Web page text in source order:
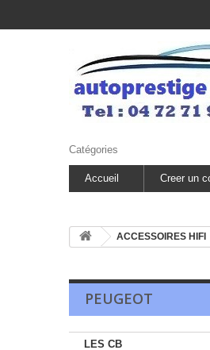
Catégories
Accueil Creer un
ACCESSOIRES HIFI
PEUGEOT
LES CB